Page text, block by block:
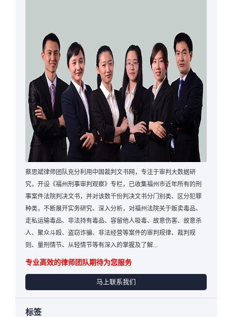
蔡思斌律师团队充分利用中国裁判文书网，专注于审判大数据研
究，开设《福州刑事审判观察》专栏，已收集福州市近年所有的刑
事案件法院判决文书，并对该数千份判决文书分门别类、区分犯罪
种类，不断展开实务研究、深入分析，对福州法院关于贩卖毒品、
走私运输毒品、非法持有毒品、容留他人吸毒、故意伤害、故意杀
人、聚众斗殴、盗窃诈骗、非法经营等案件的审判规律、裁判规
则、量刑情节、从轻情节等有深入的掌握及了解...
专业高效的律师团队期待为您服务
马上联系我们
标签